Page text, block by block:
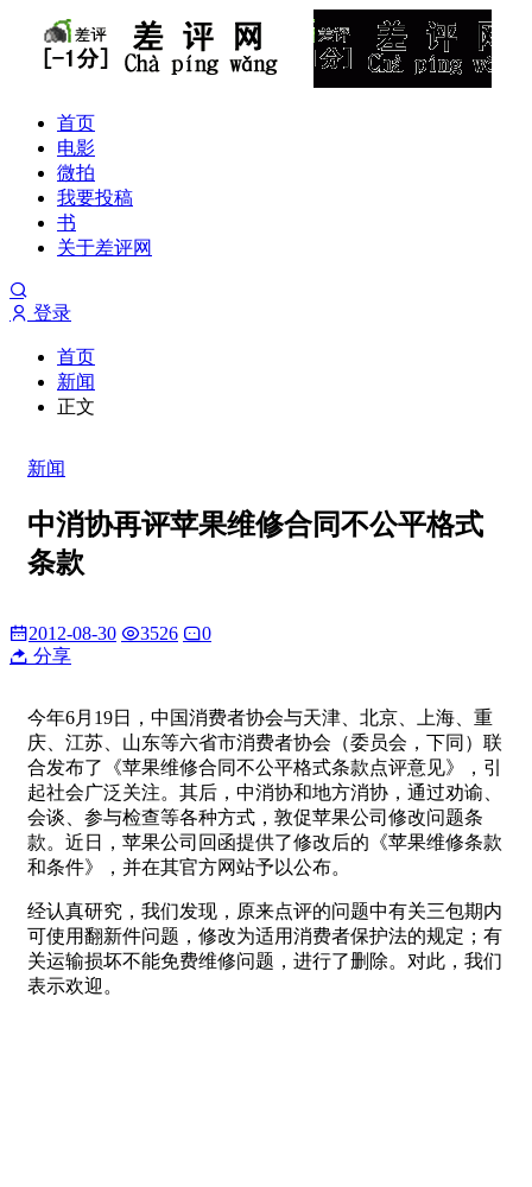
首页
电影
微拍
我要投稿
书
关于差评网
登录
首页
新闻
正文
新闻
中消协再评苹果维修合同不公平格式
条款
2012-08-30 3526
0
分享
今年6月19日，中国消费者协会与天津、北京、上海、重
庆、江苏、山东等六省市消费者协会（委员会，下同）联
合发布了《苹果维修合同不公平格式条款点评意见》，引
起社会广泛关注。其后，中消协和地方消协，通过劝谕、
会谈、参与检查等各种方式，敦促苹果公司修改问题条
款。近日，苹果公司回函提供了修改后的《苹果维修条款
和条件》，并在其官方网站予以公布。
经认真研究，我们发现，原来点评的问题中有关三包期内
可使用翻新件问题，修改为适用消费者保护法的规定；有
关运输损坏不能免费维修问题，进行了删除。对此，我们
表示欢迎。